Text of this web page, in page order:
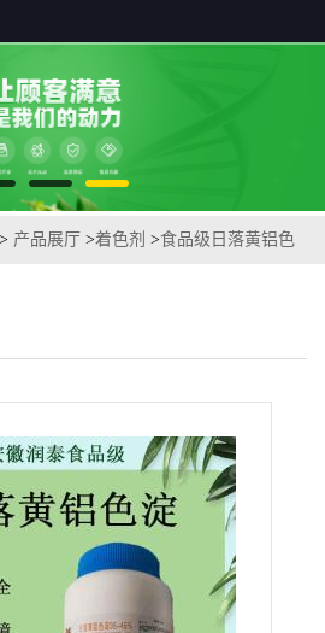
> 产品展厅 >着色剂 >食品级日落黄铝色